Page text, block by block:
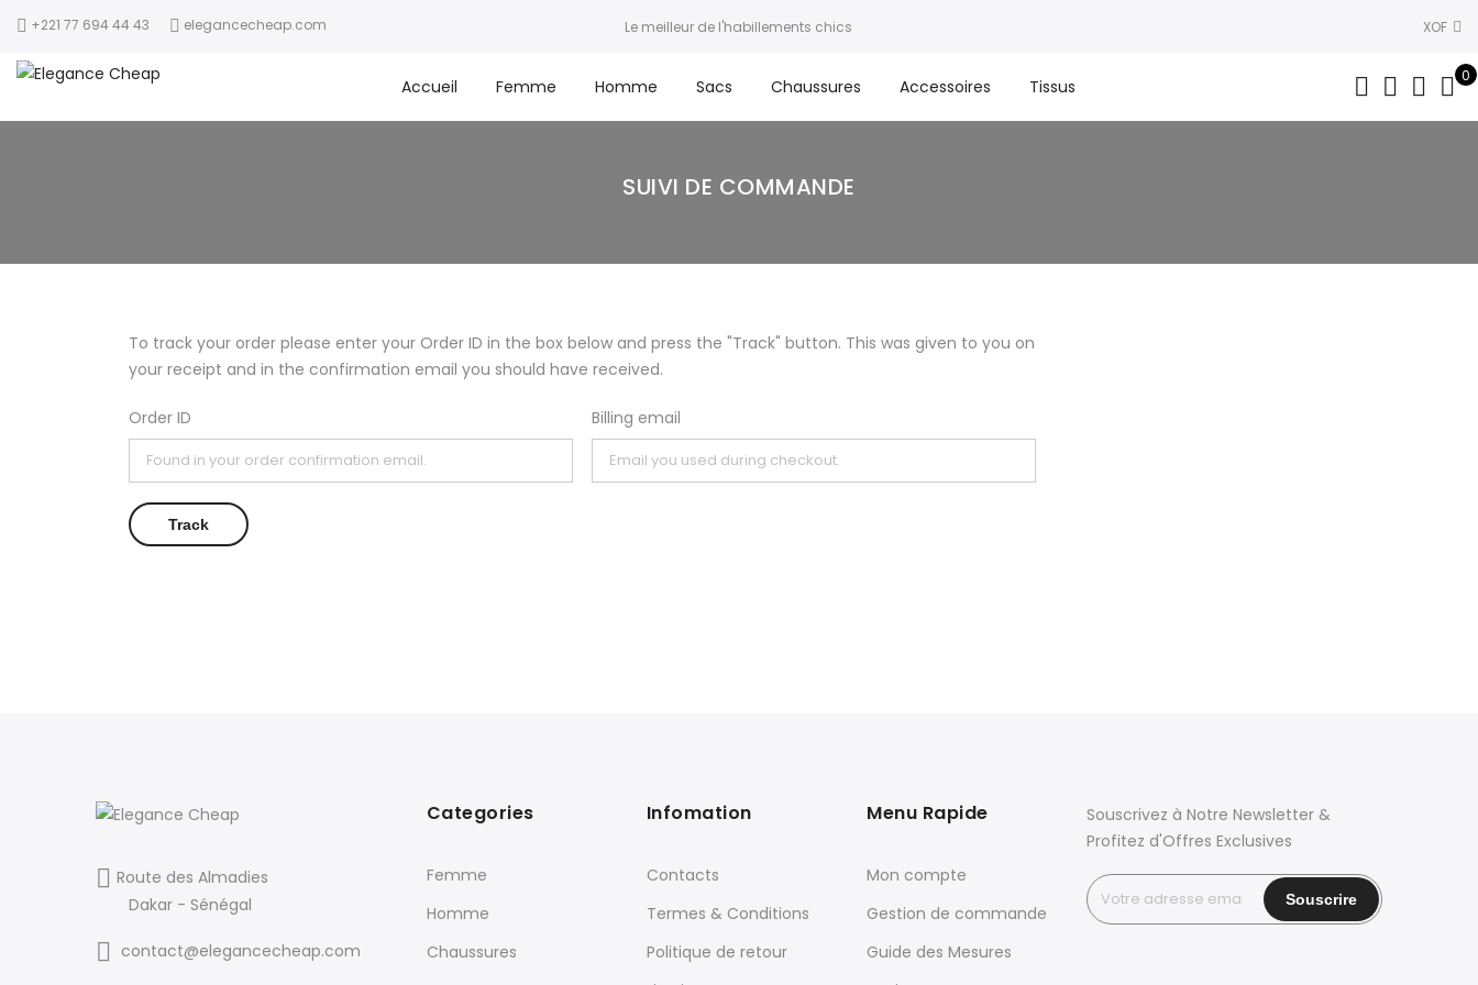
+221 77 694 44 43 elegancecheap.com Le meilleur de l'habillements chics XOF
Accueil Femme Homme Sacs Chaussures Accessoires Tissus
0
SUIVI DE COMMANDE
To track your order please enter your Order ID in the box below and press the "Track" button. This was given to you on
your receipt and in the confirmation email you should have received.
Order ID Billing email
Track
Route des Almadies
Dakar - Sénégal
contact@elegancecheap.com
Categories
Femme
Homme
Chaussures
Infomation
Contacts
Termes & Conditions
Politique de retour
Menu Rapide
Mon compte
Gestion de commande
Guide des Mesures
Souscrivez à Notre Newsletter &
Profitez d'Offres Exclusives